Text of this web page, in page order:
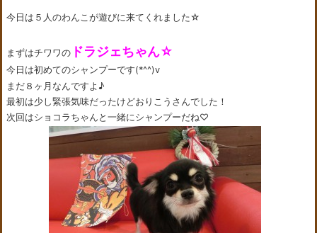
今日は５人のわんこが遊びに来てくれました☆
まずはチワワの ドラジェちゃん☆
今日は初めてのシャンプーです(*^^)v
まだ８ヶ月なんですよ♪
最初は少し緊張気味だったけどおりこうさんでした！
次回はショコラちゃんと一緒にシャンプーだね♡